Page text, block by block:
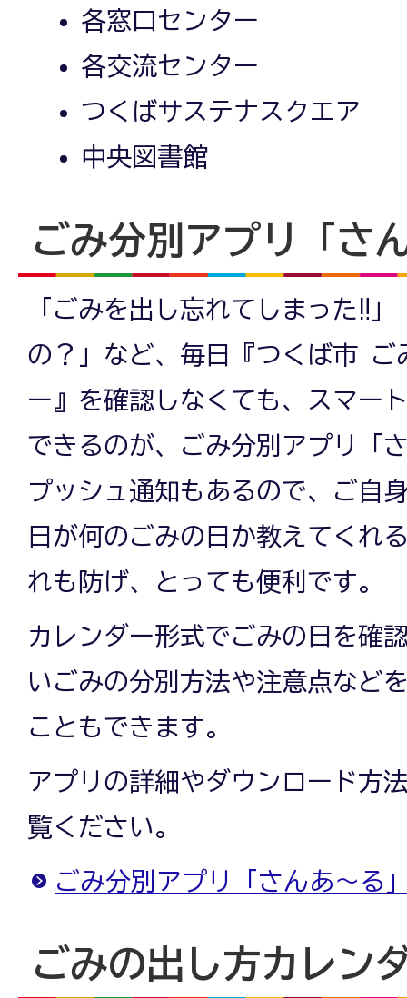
各窓口センター
各交流センター
つくばサステナスクエア
中央図書館
ごみ分別アプリ「さ
「ごみを出し忘れてしまった‼
の？」など、毎日『つくば市 ご
ー』を確認しなくても、スマー
できるのが、ごみ分別アプリ「
プッシュ通知もあるので、ご自
日が何のごみの日か教えてくれ
れも防げ、とっても便利です。
カレンダー形式でごみの日を確
いごみの分別方法や注意点など
こともできます。
アプリの詳細やダウンロード方
覧ください。
ごみ分別アプリ「さんあ～る
ごみの出し方カレン